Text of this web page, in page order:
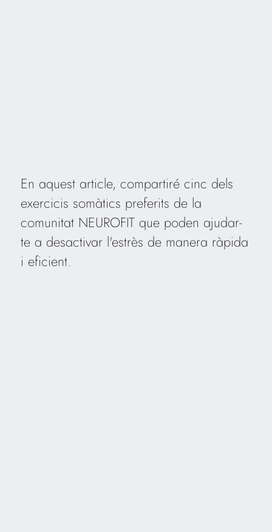
En aquest article, compartiré cinc dels
exercicis somàtics preferits de la
comunitat NEUROFIT que poden ajudar-
te a desactivar l'estrès de manera ràpida
i eficient.